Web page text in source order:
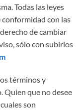
Todas las leyes
con las
de cambiar
sólo con subirlos
términos y
Quien que no desee
son